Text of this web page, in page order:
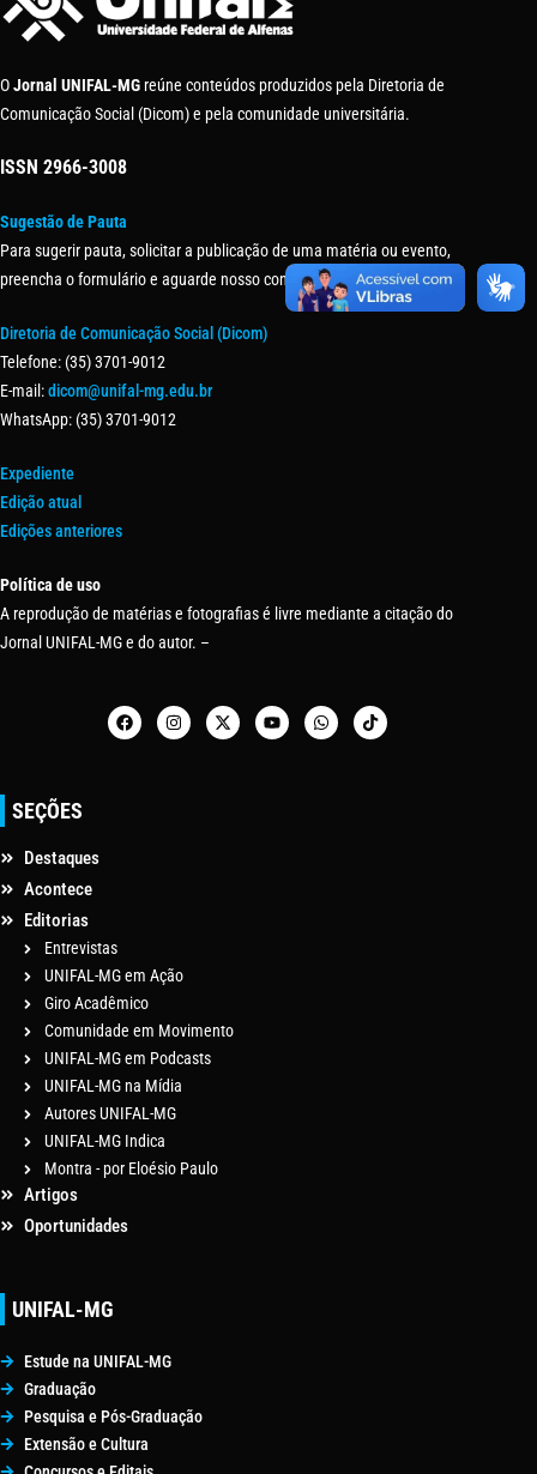
OJornal UNIFAL-MG reúne conteúdos produzidos pela Diretoria de
Comunicação Social (Dicom) e pela comunidade universitária.
ISSN 2966-3008
Sugestão de Pauta
Para sugerir pauta, solicitar a publicação de uma matéria ou evento,
preencha o formulário e aguarde nosso contato.
Diretoria de Comunicação Social (Dicom)
Telefone: (35) 3701-9012
E-mail:dicom@unifal-mg.edu.br
WhatsApp: (35) 3701-9012
Expediente
Edição atual
Edições anteriores
Política de uso
A reprodução de matérias e fotografias é livre mediante a citação do
Jornal UNIFAL-MG e do autor. –
SEÇÕES
Destaques
Acontece
Editorias
Entrevistas
UNIFAL-MG em Ação
Giro Acadêmico
Comunidade em Movimento
UNIFAL-MG em Podcasts
UNIFAL-MG na Mídia
Autores UNIFAL-MG
UNIFAL-MG Indica
Montra - por Eloésio Paulo
Artigos
Oportunidades
UNIFAL-MG
Estude na UNIFAL-MG
Graduação
Pesquisa e Pós-Graduação
Extensão e Cultura